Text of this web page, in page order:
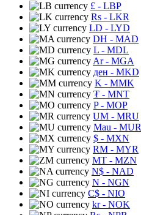
£ - LBP
Rs - LKR
LD - LYD
DH - MAD
L - MDL
Ar- MGA
ден - MKD
K - MMK
₮ - MNT
P- MOP
UM - MRU
Mau - MUR
$ - MXN
RM - MYR
MT - MZN
N$ - NAD
N - NGN
C$ - NIO
kr- NOK